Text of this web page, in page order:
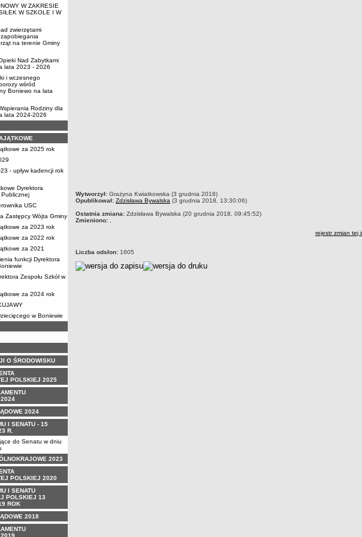
W ZAKRESIE
W SZKOLE I W
zwierzętami
na terenie Gminy
Nad Zabytkami
lata 2023 - 2026
i wczesnego
wśród
Boniewo na lata
Rodziny dla
lata 2024-2026
za 2025 rok
- upływ kadencji rok
Dyrektora
USC
Zastępcy Wójta Gminy
za 2023 rok
za 2022 rok
za 2021
funkcji Dyrektora
Zespołu Szkół w
za 2024 rok
w Boniewie
O ŚRODOWISKU
POLSKIEJ 2025
2024
I SENATU - 15
R.
do Senatu w dniu
2023
POLSKIEJ 2020
I SENATU
POLSKIEJ 13
ROK
2018
metryczka
Wytworzył: Grażyna Kwiatkowska (3 grudnia 2018)
Opublikował: Zdzisława Bywalska (3 grudnia 2018, 13:30:06)
Ostatnia zmiana: Zdzisława Bywalska (20 grudnia 2018, 09:45:52)
Zmieniono: ,
rejestr zmian tej
Liczba odsłon: 1605